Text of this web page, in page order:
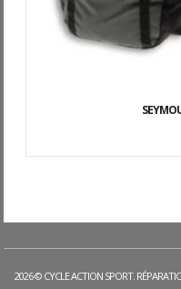
2026 © CYCLE ACTION SPORT.